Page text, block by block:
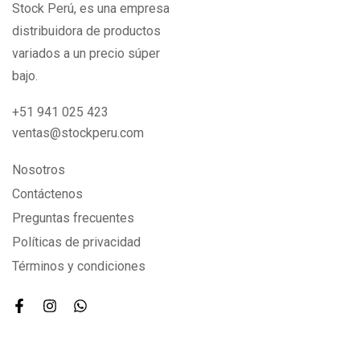
Stock Perú, es una empresa
distribuidora de productos
variados a un precio súper
bajo.
+51 941 025 423
ventas@stockperu.com
Nosotros
Contáctenos
Preguntas frecuentes
Políticas de privacidad
Términos y condiciones